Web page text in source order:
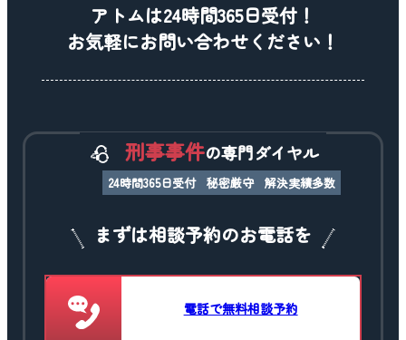
アトムは24時間365日受付！
お気軽にお問い合わせください！
刑事事件の専門ダイヤル
24時間365日受付 秘密厳守 解決実績多数
まずは相談予約のお電話を
電話で無料相談予約